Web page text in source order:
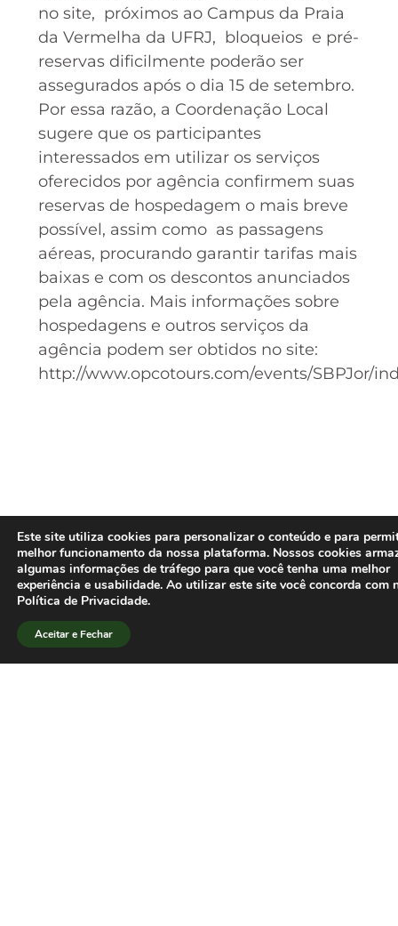
no site, próximos ao Campus da Praia
da Vermelha da UFRJ, bloqueios e pré-
reservas dificilmente poderão ser
assegurados após o dia 15 de setembro.
Por essa razão, a Coordenação Local
sugere que os participantes
interessados em utilizar os serviços
oferecidos por agência confirmem suas
reservas de hospedagem o mais breve
possível, assim como as passagens
aéreas, procurando garantir tarifas mais
baixas e com os descontos anunciados
pela agência. Mais informações sobre
hospedagens e outros serviços da
agência podem ser obtidos no site:
http://www.opcotours.com/events/SBPJor/
Este site utiliza cookies para personalizar o conteúdo e para
melhor funcionamento da nossa plataforma. Nossos cookies
algumas informações de tráfego para que você tenha uma melhor
experiência e usabilidade. Ao utilizar este site você concorda com
Política de Privacidade.
Aceitar e Fechar